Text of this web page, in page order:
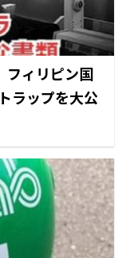
ィリピン国
ラップを大公